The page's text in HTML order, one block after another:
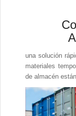
una solución
materiales
de almacén